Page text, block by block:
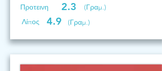
Προτεινη 2.3
(Γραμ.)
Λίπος
4.9 (Γραμ.)